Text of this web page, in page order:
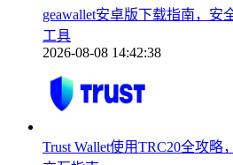
geawallet安卓版下载指南，安
工具
2026-08-08 14:42:38
Trust Wallet使用TRC20全攻略